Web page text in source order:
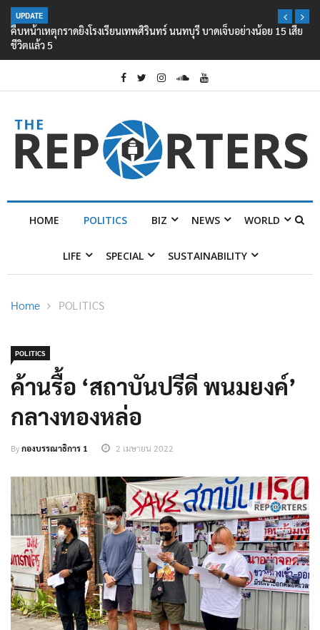
UPDATE
คืบหน้าเหตุกราดยิงโรงเรียนเทพศิรินทร์ นนทบุรี บาดเจ็บอย่างน้อย 15 เสีย
ชีวิตแล้ว 5
HOME POLITICS BIZ NEWS WORLD
LIFE SPECIAL SUSTAINABILITY
Home POLITICS
POLITICS
ค้านรื้อ ‘สถาบันปรีดี พนมยงค์’
กลางทองหล่อ
Byกองบรรณาธิการ 1 2 เมษายน 2022